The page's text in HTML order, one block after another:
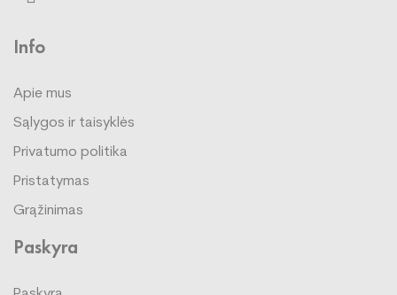
Info
Apie mus
Sąlygos ir taisyklės
Privatumo politika
Pristatymas
Grąžinimas
Paskyra